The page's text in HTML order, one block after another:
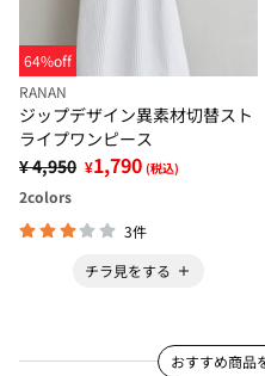
64%off
RANAN
ジップデザイン異素材切替スト
ライプワンピース
¥ 4,950 ¥1,790 (税込)
2colors
3件
チラ見をする
おすすめ商品